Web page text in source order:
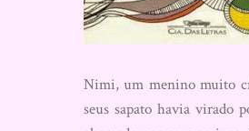
Nimi, um menino muito
seus sapato havia virado